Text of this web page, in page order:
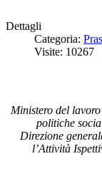
Dettagli
Categoria:
Visite: 10267
Ministero del
politiche
Direzione
l’Attività